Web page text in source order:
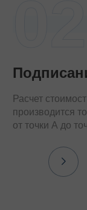
Расчет
производится
от точки А до